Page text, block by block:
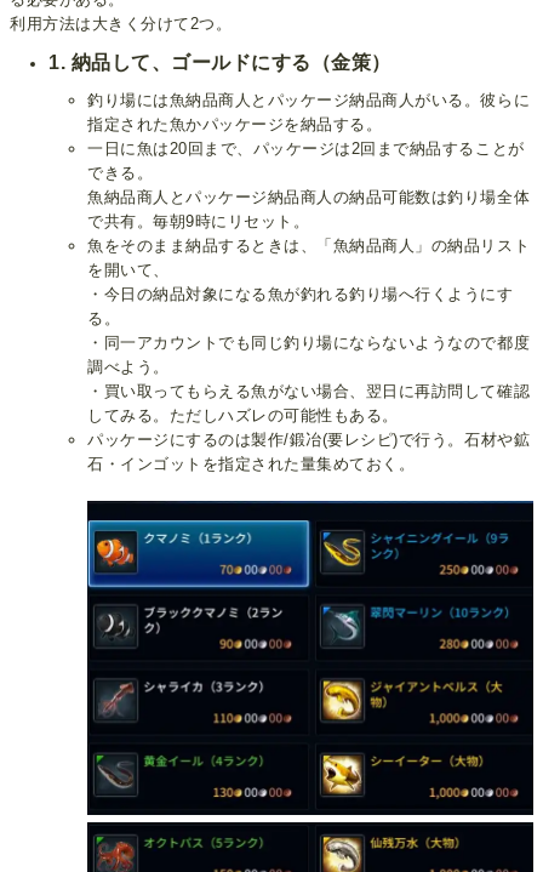
利用方法は大きく分けて2つ。
1. 納品して、ゴールドにする（金策）
釣り場には魚納品商人とパッケージ納品商人がいる。彼らに
指定された魚かパッケージを納品する。
一日に魚は20回まで、パッケージは2回まで納品することが
できる。
魚納品商人とパッケージ納品商人の納品可能数は釣り場全体
で共有。毎朝9時にリセット。
魚をそのまま納品するときは、「魚納品商人」の納品リスト
を開いて、
・今日の納品対象になる魚が釣れる釣り場へ行くようにす
る。
・同一アカウントでも同じ釣り場にならないようなので都度
調べよう。
・買い取ってもらえる魚がない場合、翌日に再訪問して確認
してみる。ただしハズレの可能性もある。
パッケージにするのは製作/鍛冶(要レシピ)で行う。石材や鉱
石・インゴットを指定された量集めておく。